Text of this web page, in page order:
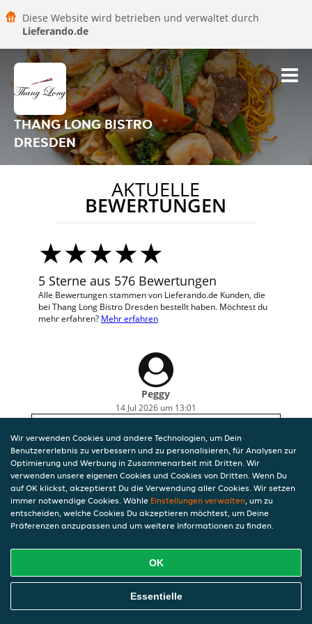
Diese Website wird betrieben und verwaltet durch
Lieferando.de
THANG LONG BISTRO
DRESDEN
AKTUELLE
BEWERTUNGEN
5 Sterne aus 576 Bewertungen
Alle Bewertungen stammen von Lieferando.de Kunden, die
bei Thang Long Bistro Dresden bestellt haben. Möchtest du
mehr erfahren? Mehr erfahren
Peggy
14 Jul 2026 um 13:01
Wir verwenden Cookies und andere Technologien, um Dein
Benutzererlebnis zu verbessern und zu personalisieren, für Analysen zur
Optimierung und Werbung in Zusammenarbeit mit Dritten. Wir
verwenden unsere eigenen Cookies und Cookies von Dritten. Wenn Du
auf OK klickst, akzeptierst Du die Verwendung aller Cookies. Wir setzen
immer notwendige Cookies. Wähle Einstellungen verwalten, um zu
entscheiden, welche Cookies Du akzeptieren möchtest, um Deine
Präferenzen anzupassen und um weitere Informationen zu finden.
OK
Essentielle